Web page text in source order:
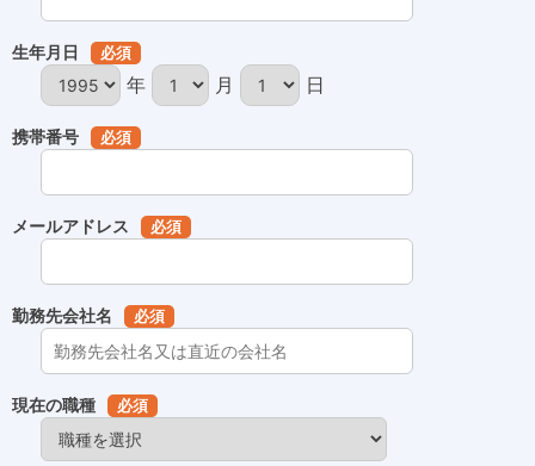
生年月日 必須
年 月 日
携帯番号 必須
メールアドレス 必須
勤務先会社名 必須
現在の職種 必須